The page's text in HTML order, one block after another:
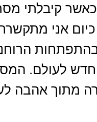
התחלתי לתקשר בגיל 7 כאשר
אני
חדש לעולם.
מתוך אהבה